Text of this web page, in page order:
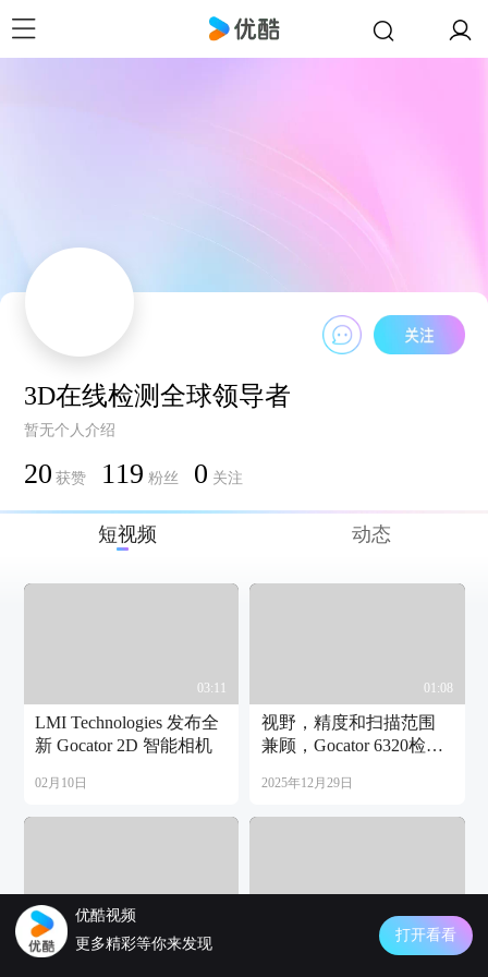
3D在线检测全球领导者
暂无个人介绍
20 获赞 119 粉丝 0 关注
短视频 动态
03:11
LMI Technologies 发布全
新 Gocator 2D 智能相机
02月10日
01:08
视野，精度和扫描范围
兼顾，Gocator 6320检测
生产质量
2025年12月29日
Gocator 5500系列和
02:25
Gocator 2513定制化动力
优酷视频
更多精彩等你来发现
打开看看